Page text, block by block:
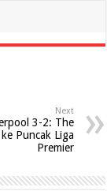
Next
3-2: The
Puncak Liga
Premier